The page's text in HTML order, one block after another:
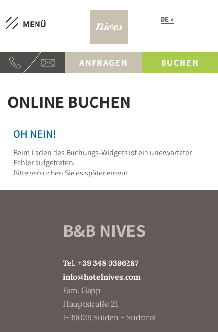
MENÜ DE
ANFRAGEN BUCHEN
ONLINE BUCHEN
OH NEIN!
Beim Laden des Buchungs-Widgets ist ein unerwarteter
Fehler aufgetreten.
Bitte versuchen Sie es später erneut.
B&B NIVES
Tel. +39 348 0396287
info@hotelnives.com
Fam. Gapp
Hauptstraße 21
I-39029 Sulden - Südtirol